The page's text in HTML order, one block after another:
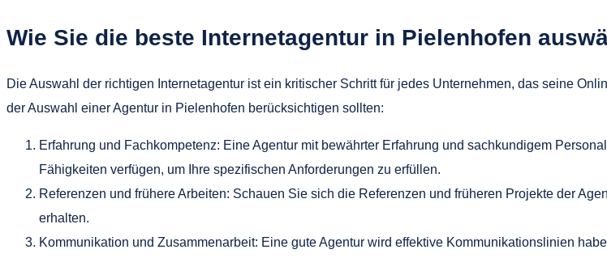
Wie Sie die beste Internetagentur in Pielenhofen
Die Auswahl der richtigen Internetagentur ist ein kritischer Schritt für jedes Unternehmen, das seine
der Auswahl einer Agentur in Pielenhofen berücksichtigen sollten:
Erfahrung und Fachkompetenz: Eine Agentur mit bewährter Erfahrung und sachkundigem
Fähigkeiten verfügen, um Ihre spezifischen Anforderungen zu erfüllen.
Referenzen und frühere Arbeiten: Schauen Sie sich die Referenzen und früheren Projekte der
erhalten.
Kommunikation und Zusammenarbeit: Eine gute Agentur wird effektive Kommunikationslinien